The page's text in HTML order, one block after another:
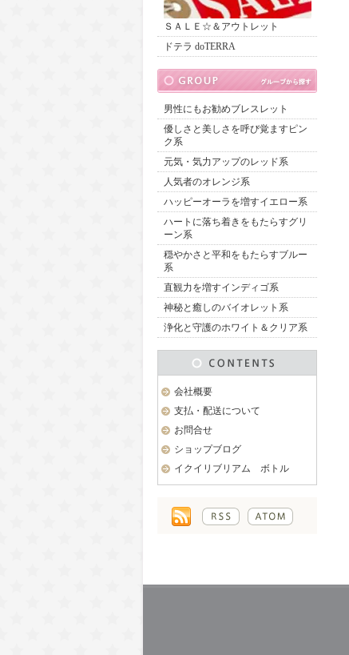
ＳＡＬＥ☆＆アウトレット
ドテラ doTERRA
男性にもお勧めブレスレット
優しさと美しさを呼び覚ますピン
ク系
元気・気力アップのレッド系
人気者のオレンジ系
ハッピーオーラを増すイエロー系
ハートに落ち着きをもたらすグリ
ーン系
穏やかさと平和をもたらすブルー
系
直観力を増すインディゴ系
神秘と癒しのバイオレット系
浄化と守護のホワイト＆クリア系
会社概要
支払・配送について
お問合せ
ショップブログ
イクイリブリアム ボトル